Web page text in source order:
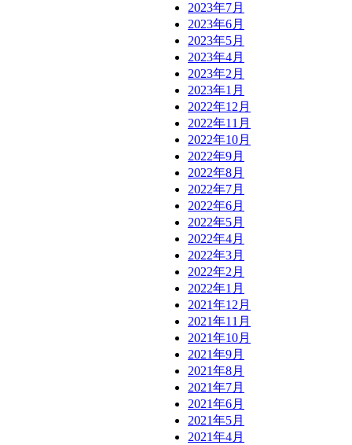
2023年7月
2023年6月
2023年5月
2023年4月
2023年2月
2023年1月
2022年12月
2022年11月
2022年10月
2022年9月
2022年8月
2022年7月
2022年6月
2022年5月
2022年4月
2022年3月
2022年2月
2022年1月
2021年12月
2021年11月
2021年10月
2021年9月
2021年8月
2021年7月
2021年6月
2021年5月
2021年4月